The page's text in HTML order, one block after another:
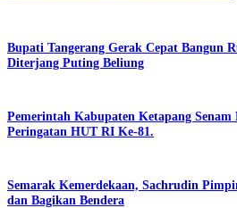
Bupati Tangerang Gerak Cepat Bangun
Diterjang Puting Beliung
Pemerintah Kabupaten Ketapang Senam
Peringatan HUT RI Ke-81.
Semarak Kemerdekaan, Sachrudin
dan Bagikan Bendera